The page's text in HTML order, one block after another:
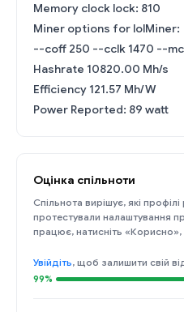
Memory clock lock: 810
Miner options for lolMiner:
--coff 250 --cclk 1470 --
Hashrate 10820.00 Mh/s
Efficiency 121.57 Mh/W
Power Reported: 89 watt
Оцінка спільноти
Спільнота вирішує, які
протестували налаштування
працює, натисніть «Корисно»,
Увійдіть, щоб залишити свій
99%